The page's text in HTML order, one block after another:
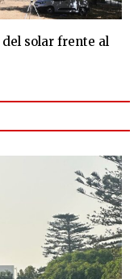
solar frente al